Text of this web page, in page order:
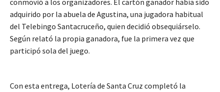
adquirido por la abuela de Agustina, una jugadora habitual
del Telebingo Santacruceño, quien decidió obsequiárselo.
Según relató la propia ganadora, fue la primera vez que
participó sola del juego.
Con esta entrega, Lotería de Santa Cruz completó la